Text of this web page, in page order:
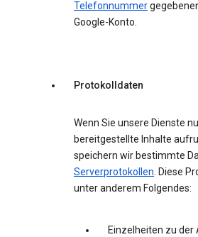
Telefonnummer
Google-Konto.
Protokolldaten
Wenn Sie unsere Dienste
bereitgestellte Inhalte
speichern wir bestimmte
Serverprotokollen. Diese
unter anderem Folgendes:
Einzelheiten zu der